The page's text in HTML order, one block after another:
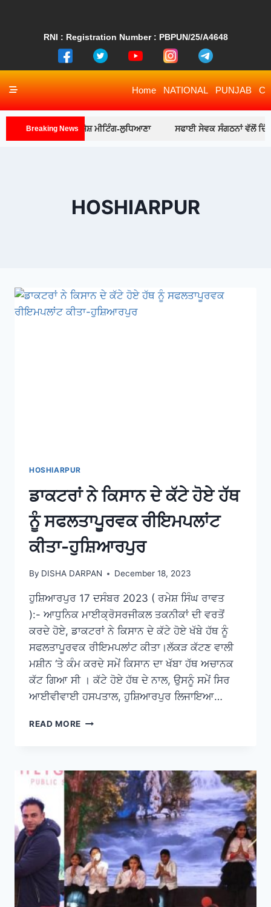
RNI : Registration Number : PBPUN/25/A4648
Home NATIONAL PUNJAB
Breaking News
ਨਾਲ ਵਿਸ਼ੇਸ਼ ਮੀਟਿੰਗ-ਲੁਧਿਆਣਾ ਸਫਾਈ ਸੇਵਕ ਸੰਗਠਨਾਂ ਵੱਲੋਂ ਦਿੱਤੇ ਗਏ
HOSHIARPUR
HOSHIARPUR
ਡਾਕਟਰਾਂ ਨੇ ਕਿਸਾਨ ਦੇ ਕੱਟੇ ਹੋਏ ਹੱਥ
ਨੂੰ ਸਫਲਤਾਪੂਰਵਕ ਰੀਇਮਪਲਾਂਟ
ਕੀਤਾ-ਹੁਸ਼ਿਆਰਪੁਰ
By DISHA DARPAN December 18, 2023
ਹੁਸ਼ਿਆਰਪੁਰ 17 ਦਸੰਬਰ 2023 ( ਰਮੇਸ਼ ਸਿੰਘ ਰਾਵਤ
):- ਆਧੁਨਿਕ ਮਾਈਕ੍ਰੋਸਰਜੀਕਲ ਤਕਨੀਕਾਂ ਦੀ ਵਰਤੋਂ
ਕਰਦੇ ਹੋਏ, ਡਾਕਟਰਾਂ ਨੇ ਕਿਸਾਨ ਦੇ ਕੱਟੇ ਹੋਏ ਖੱਬੇ ਹੱਥ ਨੂੰ
ਸਫਲਤਾਪੂਰਵਕ ਰੀਇਮਪਲਾਂਟ ਕੀਤਾ।ਲੱਕੜ ਕੱਟਣ ਵਾਲੀ
ਮਸ਼ੀਨ ‘ਤੇ ਕੰਮ ਕਰਦੇ ਸਮੇਂ ਕਿਸਾਨ ਦਾ ਖੱਬਾ ਹੱਥ ਅਚਾਨਕ
ਕੱਟ ਗਿਆ ਸੀ । ਕੱਟੇ ਹੋਏ ਹੱਥ ਦੇ ਨਾਲ, ਉਸਨੂੰ ਸਮੇਂ ਸਿਰ
ਆਈਵੀਵਾਈ ਹਸਪਤਾਲ, ਹੁਸ਼ਿਆਰਪੁਰ ਲਿਜਾਇਆ…
READ MORE